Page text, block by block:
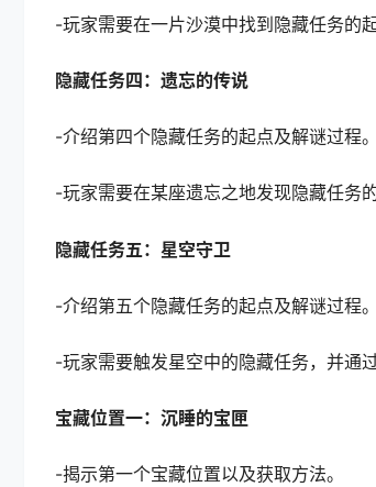
-玩家需要在一片沙漠中找到隐藏任务的
隐藏任务四：遗忘的传说
-介绍第四个隐藏任务的起点及解谜过程。
-玩家需要在某座遗忘之地发现隐藏任务
隐藏任务五：星空守卫
-介绍第五个隐藏任务的起点及解谜过程。
-玩家需要触发星空中的隐藏任务，并通
宝藏位置一：沉睡的宝匣
-揭示第一个宝藏位置以及获取方法。